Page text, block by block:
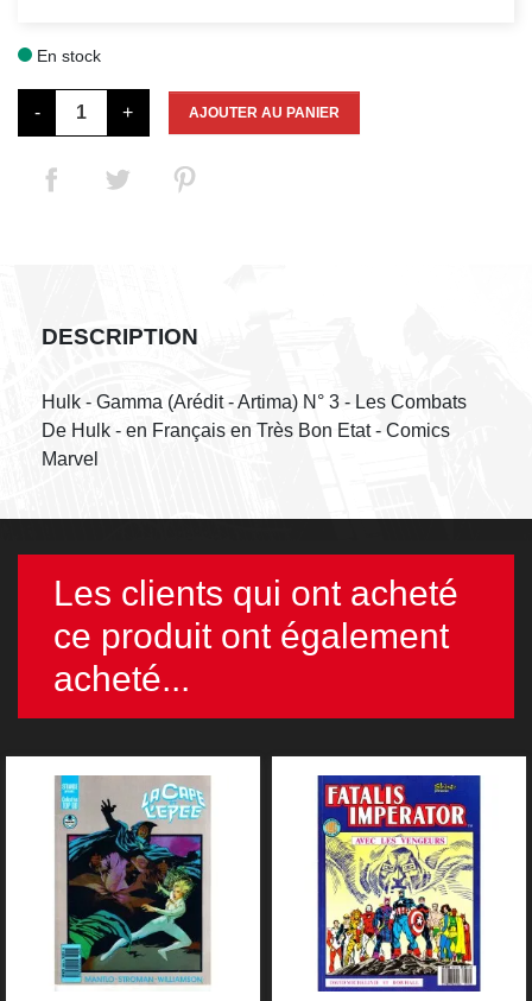
En stock
- + AJOUTER AU PANIER
DESCRIPTION
Hulk - Gamma (Arédit - Artima) N° 3 - Les Combats
De Hulk - en Français en Très Bon Etat - Comics
Marvel
Les clients qui ont acheté
ce produit ont également
acheté...